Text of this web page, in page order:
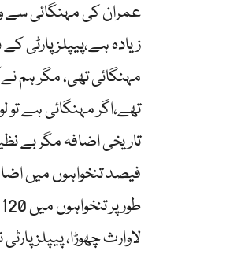
عمران کی مہنگائی سے
زیادہ ہے،پیپلزپارٹی
مہنگائی تھی، مگر ہم نے
تھے،اگر مہنگائی ہے تو
لاوارث چھوڑا، پیپلز